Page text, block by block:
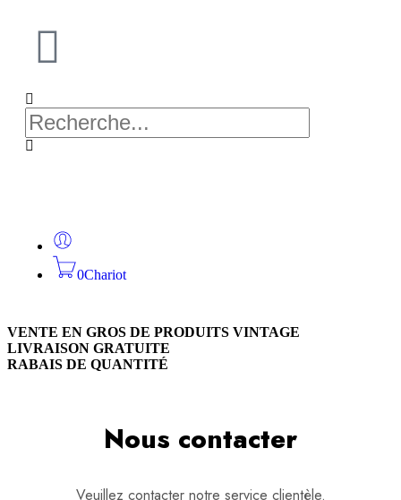
0Chariot
VENTE EN GROS DE PRODUITS VINTAGE
LIVRAISON GRATUITE
RABAIS DE QUANTITÉ
Nous contacter
Veuillez contacter notre service clientèle.